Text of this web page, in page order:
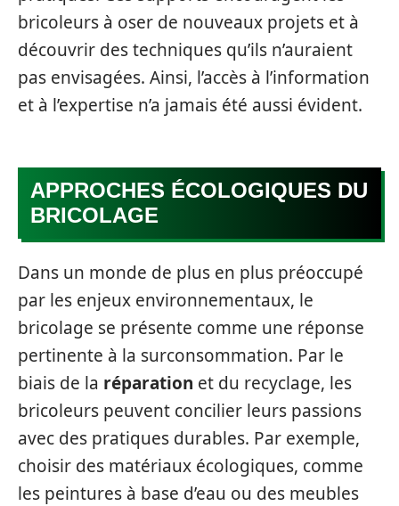
bricoleurs à oser de nouveaux projets et à
découvrir des techniques qu’ils n’auraient
pas envisagées. Ainsi, l’accès à l’information
et à l’expertise n’a jamais été aussi évident.
APPROCHES ÉCOLOGIQUES DU
BRICOLAGE
Dans un monde de plus en plus préoccupé
par les enjeux environnementaux, le
bricolage se présente comme une réponse
pertinente à la surconsommation. Par le
biais de la réparation et du recyclage, les
bricoleurs peuvent concilier leurs passions
avec des pratiques durables. Par exemple,
choisir des matériaux écologiques, comme
les peintures à base d’eau ou des meubles